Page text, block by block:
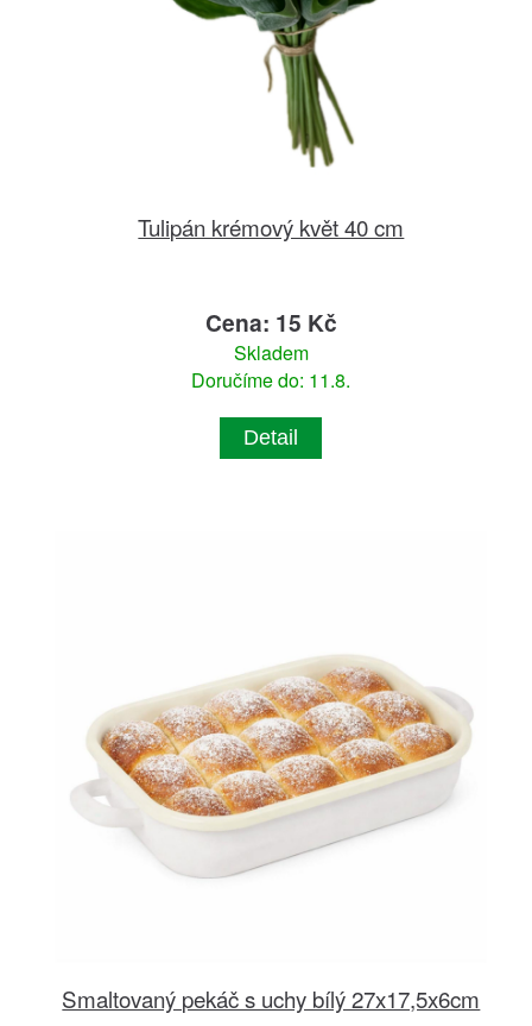
Tulipán krémový květ 40 cm
Cena: 15 Kč
Skladem
Doručíme do: 11.8.
Detail
Smaltovaný pekáč s uchy bílý 27x17,5x6cm